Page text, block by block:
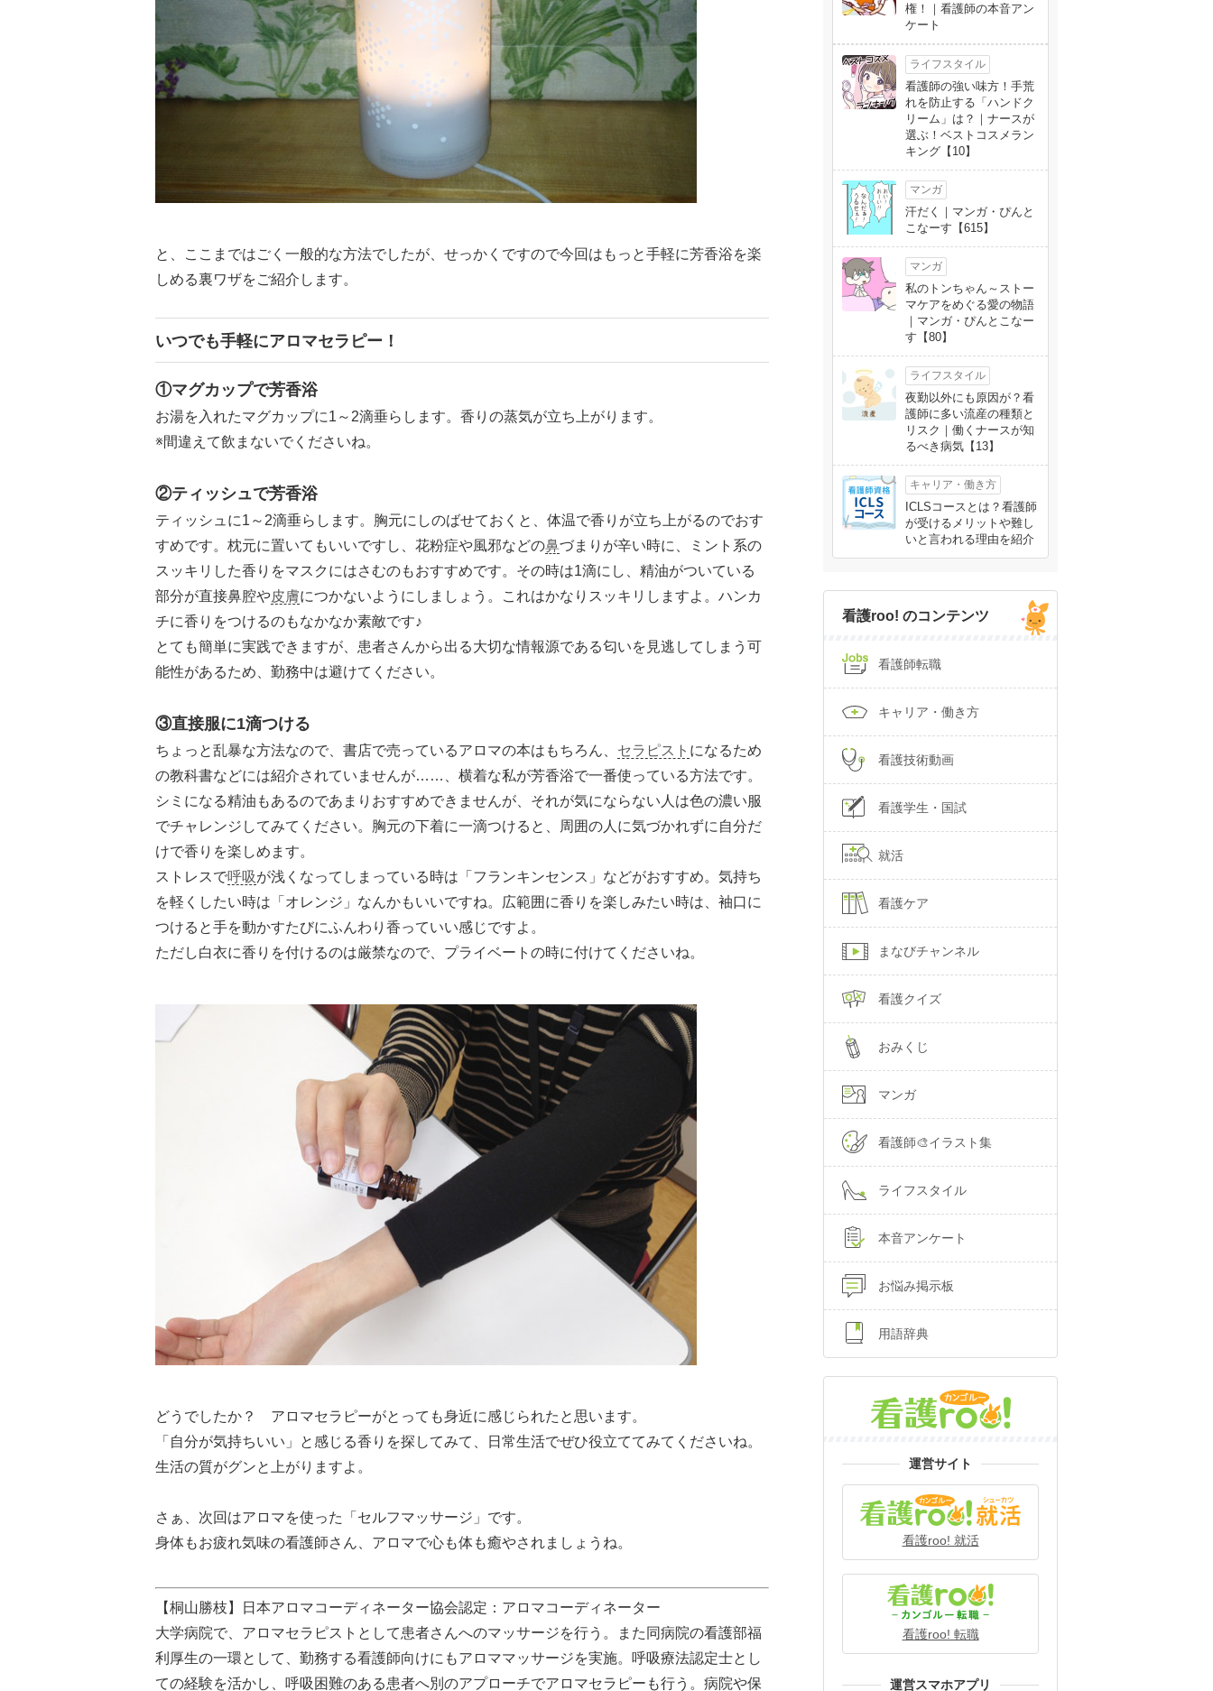
と、ここまではごく一般的な方法でしたが、せっかくですので今回はもっと手軽に芳香浴を楽
しめる裏ワザをご紹介します。
いつでも手軽にアロマセラピー！
①マグカップで芳香浴
お湯を入れたマグカップに1～2滴垂らします。香りの蒸気が立ち上がります。
※間違えて飲まないでくださいね。
②ティッシュで芳香浴
ティッシュに1～2滴垂らします。胸元にしのばせておくと、体温で香りが立ち上がるのでおす
すめです。枕元に置いてもいいですし、花粉症や風邪などの鼻づまりが辛い時に、ミント系の
スッキリした香りをマスクにはさむのもおすすめです。その時は1滴にし、精油がついている
部分が直接鼻腔や皮膚につかないようにしましょう。これはかなりスッキリしますよ。ハンカ
チに香りをつけるのもなかなか素敵です♪
とても簡単に実践できますが、患者さんから出る大切な情報源である匂いを見逃してしまう可
能性があるため、勤務中は避けてください。
③直接服に1滴つける
ちょっと乱暴な方法なので、書店で売っているアロマの本はもちろん、 セラピスト になるため
の教科書などには紹介されていませんが……、横着な私が芳香浴で一番使っている方法です。
シミになる精油もあるのであまりおすすめできませんが、それが気にならない人は色の濃い服
でチャレンジしてみてください。胸元の下着に一滴つけると、周囲の人に気づかれずに自分だ
けで香りを楽しめます。
ストレスで呼吸が浅くなってしまっている時は「フランキンセンス」などがおすすめ。気持ち
を軽くしたい時は「オレンジ」なんかもいいですね。広範囲に香りを楽しみたい時は、袖口に
つけると手を動かすたびにふんわり香っていい感じですよ。
ただし白衣に香りを付けるのは厳禁なので、プライベートの時に付けてくださいね。
どうでしたか？ アロマセラピーがとっても身近に感じられたと思います。
「自分が気持ちいい」と感じる香りを探してみて、日常生活でぜひ役立ててみてくださいね。
生活の質がグンと上がりますよ。
さぁ、次回はアロマを使った「セルフマッサージ」です。
身体もお疲れ気味の看護師さん、アロマで心も体も癒やされましょうね。
【桐山勝枝】日本アロマコーディネーター協会認定：アロマコーディネーター
大学病院で、アロマセラピストとして患者さんへのマッサージを行う。また同病院の看護部福
利厚生の一環として、勤務する看護師向けにもアロママッサージを実施。呼吸療法認定士とし
ての経験を活かし、呼吸困難のある患者へ別のアプローチでアロマセラピーも行う。病院や保
権！｜看護師の本音アン
ケート
ライフスタイル
看護師の強い味方！手荒
れを防止する「ハンドク
リーム」は？｜ナースが
選ぶ！ベストコスメラン
キング【10】
マンガ
汗だく｜マンガ・ぴんと
こなーす【615】
マンガ
私のトンちゃん～ストー
マケアをめぐる愛の物語
｜マンガ・ぴんとこなー
す【80】
ライフスタイル
夜勤以外にも原因が？看
護師に多い流産の種類と
リスク｜働くナースが知
るべき病気【13】
キャリア・働き方
ICLSコースとは？看護師
が受けるメリットや難し
いと言われる理由を紹介
看護roo! のコンテンツ
看護師転職
キャリア・働き方
看護技術動画
看護学生・国試
就活
看護ケア
まなびチャンネル
看護クイズ
おみくじ
マンガ
看護師🎨イラスト集
ライフスタイル
本音アンケート
お悩み掲示板
用語辞典
運営サイト
看護roo! 就活
看護roo! 転職
運営スマホアプリ